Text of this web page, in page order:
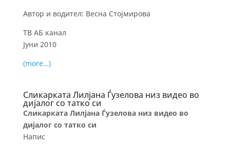
Автор и водител: Весна Стојмирова
ТВ АБ канал
Јуни 2010
(more…)
Сликарката Лилјана Ѓузелова низ видео во
дијалог со татко си
Сликарката Лилјана Ѓузелова низ видео во
дијалог со татко си
Напис